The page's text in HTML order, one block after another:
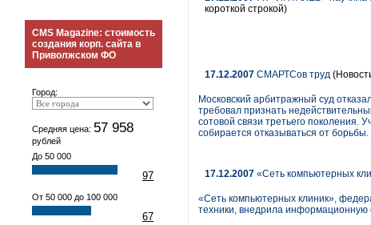
CMS Magazine: стоимость
создания корп. сайта в
Приволжском ФО
Город:
Средняя цена: 57 958
рублей
До 50 000
97
От 50 000 до 100 000
67
короткой строкой)
17.12.2007 СМАРТСов труд
Московский арбитражный суд
требовал признать
сотовой связи третьего
собирается отказываться от борьбы.
17.12.2007 «Сеть компьютерных
«Сеть компьютерных клиник»,
техники, внедрила информационную